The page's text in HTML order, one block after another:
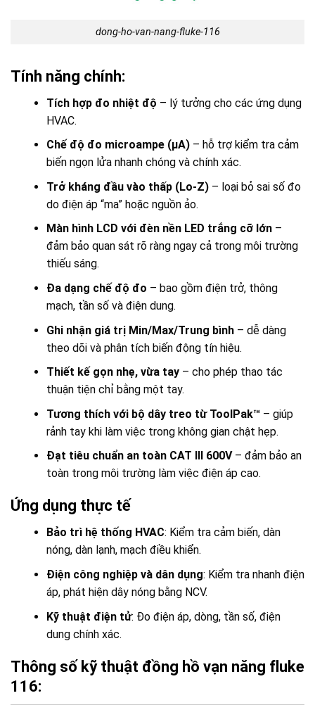
dong-ho-van-nang-fluke-116
Tính năng chính:
Tích hợp đo nhiệt độ – lý tưởng cho các ứng dụng
HVAC.
Chế độ đo microampe (µA)– hỗ trợ kiểm tra cảm
biến ngọn lửa nhanh chóng và chính xác.
Trở kháng đầu vào thấp (Lo-Z)– loại bỏ sai số đo
do điện áp “ma” hoặc nguồn ảo.
Màn hình LCD với đèn nền LED trắng cỡ lớn–
đảm bảo quan sát rõ ràng ngay cả trong môi trường
thiếu sáng.
Đa dạng chế độ đo – bao gồm điện trở, thông
mạch, tần số và điện dung.
Ghi nhận giá trị Min/Max/Trung bình– dễ dàng
theo dõi và phân tích biến động tín hiệu.
Thiết kế gọn nhẹ, vừa tay– cho phép thao tác
thuận tiện chỉ bằng một tay.
Tương thích với bộ dây treo từ ToolPak™ – giúp
rảnh tay khi làm việc trong không gian chật hẹp.
Đạt tiêu chuẩn an toàn CAT III 600V– đảm bảo an
toàn trong môi trường làm việc điện áp cao.
Ứng dụng thực tế
Bảo trì hệ thống HVAC: Kiểm tra cảm biến, dàn
nóng, dàn lạnh, mạch điều khiển.
Điện công nghiệp và dân dụng: Kiểm tra nhanh điện
áp, phát hiện dây nóng bằng NCV.
Kỹ thuật điện tử: Đo điện áp, dòng, tần số, điện
dung chính xác.
Thông số kỹ thuật đồng hồ vạn năng fluke
116: